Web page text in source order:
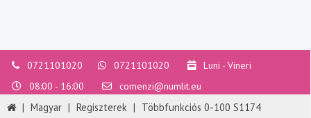
0721101020 0721101020
Luni - Vineri
08:00 - 16:00
comenzi@numlit.eu
| Magyar | Regiszterek | Többfunkciós 0-100 S1174